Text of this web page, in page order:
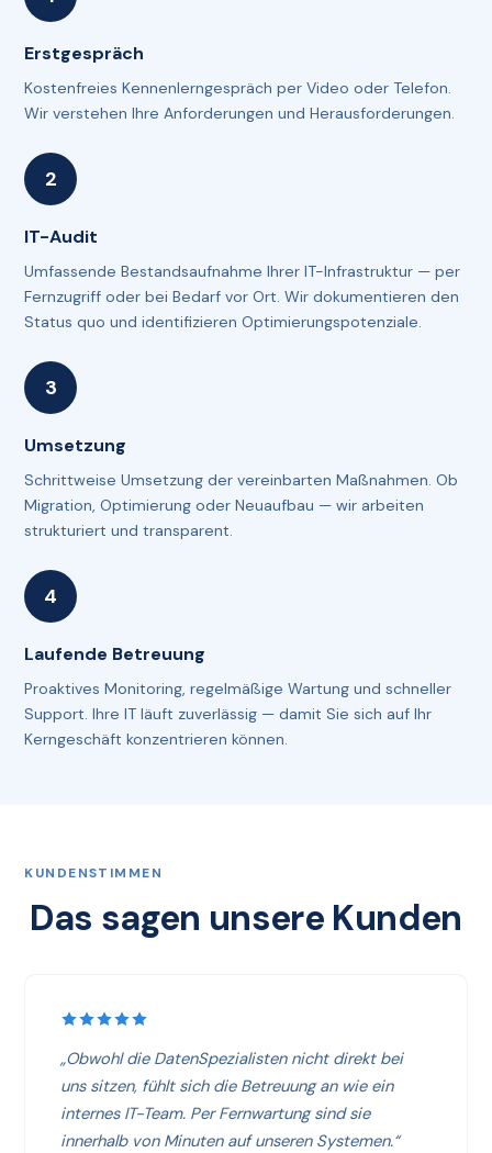
Erstgespräch
Kostenfreies Kennenlerngespräch per Video oder Telefon.
Wir verstehen Ihre Anforderungen und Herausforderungen.
IT-Audit
Umfassende Bestandsaufnahme Ihrer IT-Infrastruktur — per
Fernzugriff oder bei Bedarf vor Ort. Wir dokumentieren den
Status quo und identifizieren Optimierungspotenziale.
Umsetzung
Schrittweise Umsetzung der vereinbarten Maßnahmen. Ob
Migration, Optimierung oder Neuaufbau — wir arbeiten
strukturiert und transparent.
Laufende Betreuung
Proaktives Monitoring, regelmäßige Wartung und schneller
Support. Ihre IT läuft zuverlässig — damit Sie sich auf Ihr
Kerngeschäft konzentrieren können.
KUNDENSTIMMEN
Das sagen unsere Kunden
„Obwohl die DatenSpezialisten nicht direkt bei
uns sitzen, fühlt sich die Betreuung an wie ein
internes IT-Team. Per Fernwartung sind sie
innerhalb von Minuten auf unseren Systemen.“